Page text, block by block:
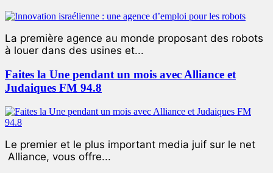
La première agence au monde proposant des robots
à louer dans des usines et...
Faites la Une pendant un mois avec Alliance et
Judaiques FM 94.8
Le premier et le plus important media juif sur le net
Alliance, vous offre...